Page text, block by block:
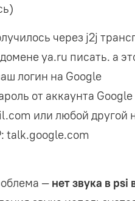
])*
n1+ ]
)
[n2])
(c)
(key )):
"001011010"
через j2j
ya.ru писать. а
логин на Google
от аккаунта Google
или любой другой
talk.google.com
— нет звука в psi